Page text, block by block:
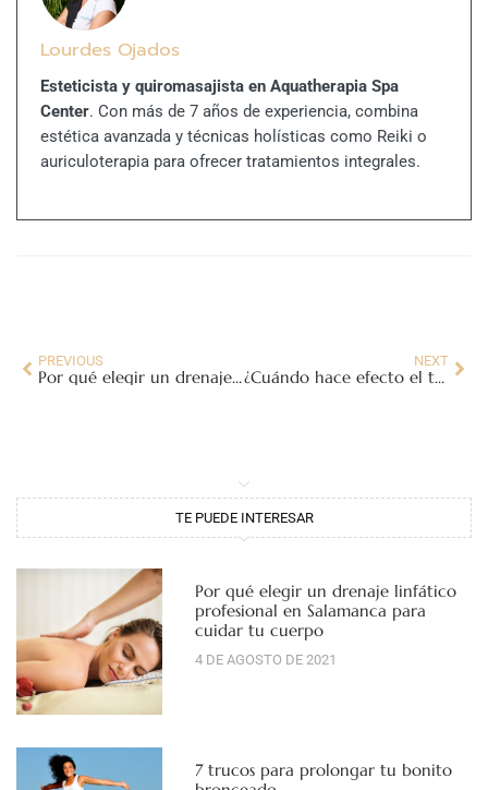
Lourdes Ojados
Esteticista y quiromasajista en Aquatherapia Spa
Center. Con más de 7 años de experiencia, combina
estética avanzada y técnicas holísticas como Reiki o
auriculoterapia para ofrecer tratamientos integrales.
PREVIOUS
Por qué elegir un drenaje linfático profesional en Salamanca para cuidar tu cuerpo
NEXT
¿Cuándo hace efecto el tratamiento Indiba?
TE PUEDE INTERESAR
Por qué elegir un drenaje linfático
profesional en Salamanca para
cuidar tu cuerpo
4 DE AGOSTO DE 2021
7 trucos para prolongar tu bonito